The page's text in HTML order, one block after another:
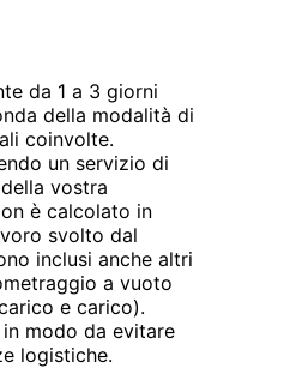
da 1 a 3 giorni
della modalità di
coinvolte.
un servizio di
vostra
è calcolato in
svolto dal
inclusi anche altri
a vuoto
e carico).
modo da evitare
logistiche.